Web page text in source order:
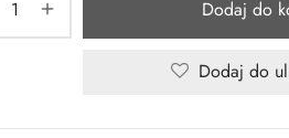
Dodaj do
Dodaj do